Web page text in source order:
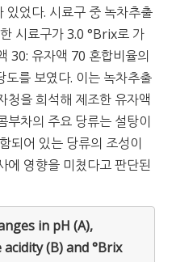
있었다. 시료구 중 녹차추출
시료구가 3.0 °Brix로 가
30: 유자액 70 혼합비율의
를 보였다. 이는 녹차추출
청을 희석해 제조한 유자액
부차의 주요 당류는 설탕이
되어 있는 당류의 조성이
에 영향을 미쳤다고 판단된
in pH (A),
(B) and °Brix